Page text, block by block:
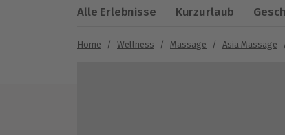
Alle Erlebnisse Kurzurlaub
Home / Wellness / Massage / Asia Massage